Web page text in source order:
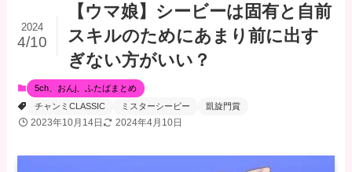
【ウマ娘】シービーは固有と自前
スキルのためにあまり前に出す
ぎない方がいい？
2024
4/10
5ch、おんj、ふたばまとめ
チャンミCLASSIC
ミスターシービー 凱旋門賞
2023年10月14日 2024年4月10日